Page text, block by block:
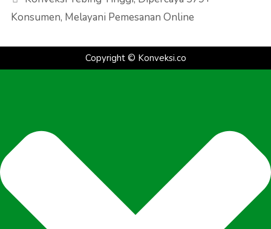
Konsumen, Melayani Pemesanan Online
Copyright © Konveksi.co